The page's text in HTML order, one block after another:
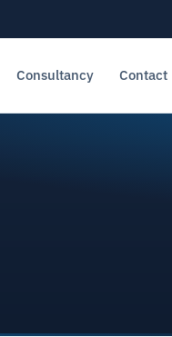
Consultancy Contact